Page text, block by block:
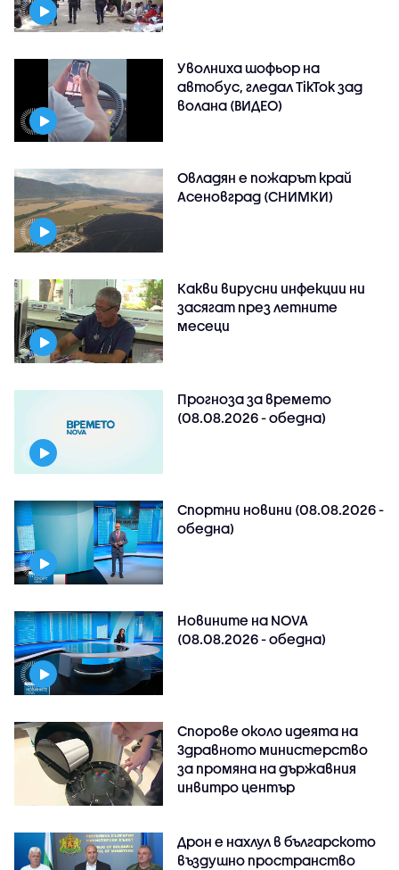
Уволниха шофьор на
автобус, гледал TikTok зад
волана (ВИДЕО)
Овладян е пожарът край
Асеновград (СНИМКИ)
Какви вирусни инфекции ни
засягат през летните
месеци
Прогноза за времето
(08.08.2026 - обедна)
Спортни новини (08.08.2026 -
обедна)
Новините на NOVA
(08.08.2026 - обедна)
Спорове около идеята на
Здравното министерство
за промяна на държавния
инвитро център
Дрон е нахлул в българското
въздушно пространство